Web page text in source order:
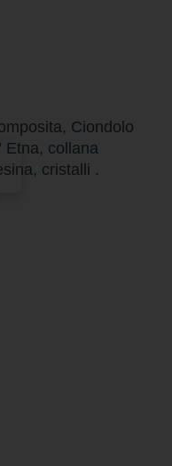
Ciondolo
Etna, collana
cristalli .